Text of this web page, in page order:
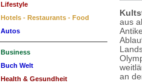
aus
an
Lifestyle
Hotels - Restaurants - Food
Autos
Business
Buch Welt
Health & Gesundheit